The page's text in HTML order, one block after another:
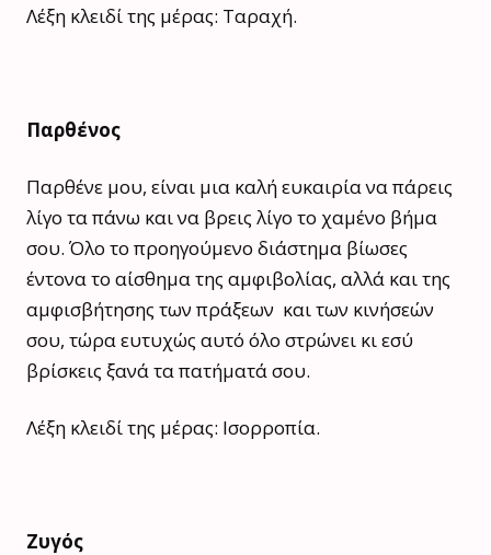
Λέξη κλειδί της μέρας: Ταραχή.
Παρθένος
Παρθένε μου, είναι μια καλή ευκαιρία να πάρεις
λίγο τα πάνω και να βρεις λίγο το χαμένο βήμα
σου. Όλο το προηγούμενο διάστημα βίωσες
έντονα το αίσθημα της αμφιβολίας, αλλά και της
αμφισβήτησης των πράξεων και των κινήσεών
σου, τώρα ευτυχώς αυτό όλο στρώνει κι εσύ
βρίσκεις ξανά τα πατήματά σου.
Λέξη κλειδί της μέρας: Ισορροπία.
Ζυγός